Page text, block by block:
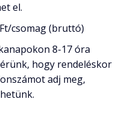
el.
csomag (bruttó)
8-17 óra
hogy rendeléskor
adj meg,